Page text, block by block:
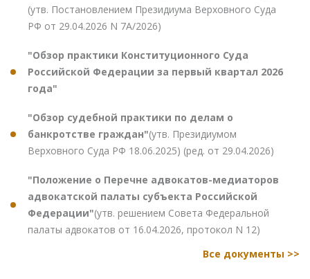
(утв. Постановлением Президиума Верховного Суда
РФ от 29.04.2026 N 7А/2026)
"Обзор практики Конституционного Суда
Российской Федерации за первый квартал 2026
года"
"Обзор судебной практики по делам о
банкротстве граждан"(утв. Президиумом
Верховного Суда РФ 18.06.2025) (ред. от 29.04.2026)
"Положение о Перечне адвокатов-медиаторов
адвокатской палаты субъекта Российской
Федерации"(утв. решением Совета Федеральной
палаты адвокатов от 16.04.2026, протокол N 12)
Все документы >>